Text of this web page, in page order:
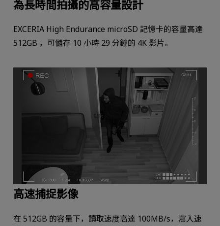
為長時間拍攝的高容量設計
EXCERIA High Endurance microSD 記憶卡的容量高達
512GB ，可儲存 10 小時 29 分鐘的 4K 影片。
高速捕捉影像
在 512GB 的容量下，讀取速度高達 100MB/s，寫入速